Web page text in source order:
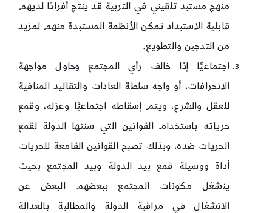
منهج مستبد تلقيني في التربية قد ينتج أفرادًا لديهم
قابلية الاستبداد تمكن الأنظمة المستبدة منهم لمزيد
من التدجين والتطويع.
اجتماعيًّا إذا خالف رأي المجتمع وحاول مواجهة
الانحرافات، أو واجه سلطة العادات والتقاليد المنافية
للعقل والشرع، ويتم إسقاطه اجتماعيًّا وعزله، وقمع
حرياته باستخدام القوانين التي سنتها الدولة لقمع
الحريات ضده، وبذلك تصبح القوانين القامعة للحريات
أداة ووسيلة قمع بيد الدولة وبيد المجتمع بحيث
ينشغل مكونات المجتمع ببعضهم البعض عن
الانشغال في مراقبة الدولة والمطالبة بالعدالة